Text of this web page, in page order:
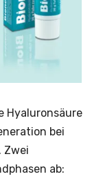
Hyaluronsäure
bei
Zwei
ab: